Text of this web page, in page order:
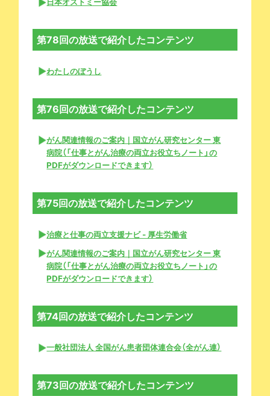
第78回の放送で紹介したコンテンツ
わたしのぼうし
第76回の放送で紹介したコンテンツ
がん関連情報のご案内｜国立がん研究センター 東
病院（「仕事とがん治療の両立お役立ちノート」の
PDFがダウンロードできます）
第75回の放送で紹介したコンテンツ
治療と仕事の両立支援ナビ - 厚生労働省
がん関連情報のご案内｜国立がん研究センター 東
病院（「仕事とがん治療の両立お役立ちノート」の
PDFがダウンロードできます）
第74回の放送で紹介したコンテンツ
一般社団法人 全国がん患者団体連合会（全がん連）
第73回の放送で紹介したコンテンツ